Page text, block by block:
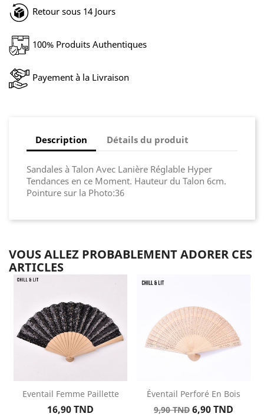
Retour sous 14 Jours
100% Produits Authentiques
Payement à la Livraison
Description Détails du produit
Sandales à Talon Avec Lanière Réglable Hyper
Tendances en ce Moment. Hauteur du Talon 6cm.
Pointure sur la Photo:36
VOUS ALLEZ PROBABLEMENT ADORER CES
ARTICLES
Eventail Femme Paillette
Prix
16,90 TND
Éventail Perforé En Bois
Prix
9,90 TND Prix
6,90 TND